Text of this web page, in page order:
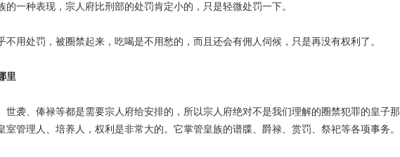
的一种表现，宗人府比刑部的处罚肯定小的，只是轻微处罚一下。
不用处罚，被圈禁起来，吃喝是不用愁的，而且还会有佣人伺候，只是再没有权利了。
里
世袭、俸禄等都是需要宗人府给安排的，所以宗人府绝对不是我们理解的圈禁犯罪的皇子那
室管理人、培养人，权利是非常大的。它掌管皇族的谱牒、爵禄、赏罚、祭祀等各项事务。